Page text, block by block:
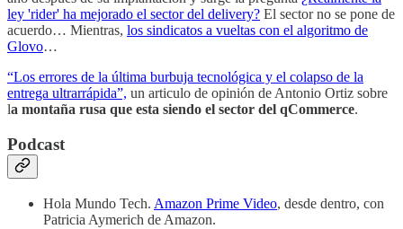
ley 'rider' ha mejorado el sector del delivery? El sector no se pone de
acuerdo… Mientras, los sindicatos a vueltas con el algoritmo de
Glovo…
“Los errores de la última burbuja tecnológica y el colapso de la
entrega ultrarrápida”, un articulo de opinión de Antonio Ortiz sobre
la montaña rusa que esta siendo el sector del qCommerce.
Podcast
Hola Mundo Tech. Amazon Prime Video, desde dentro, con
Patricia Aymerich de Amazon.